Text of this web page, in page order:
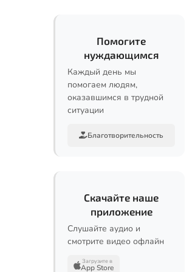
Помогите
нуждающимся
Каждый день мы
помогаем людям,
оказавшимся в трудной
ситуации
Благотворительность
Скачайте наше
приложение
Слушайте аудио и
смотрите видео офлайн
Загрузите в
App Store